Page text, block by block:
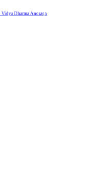
Vidya Dharma Anoraga